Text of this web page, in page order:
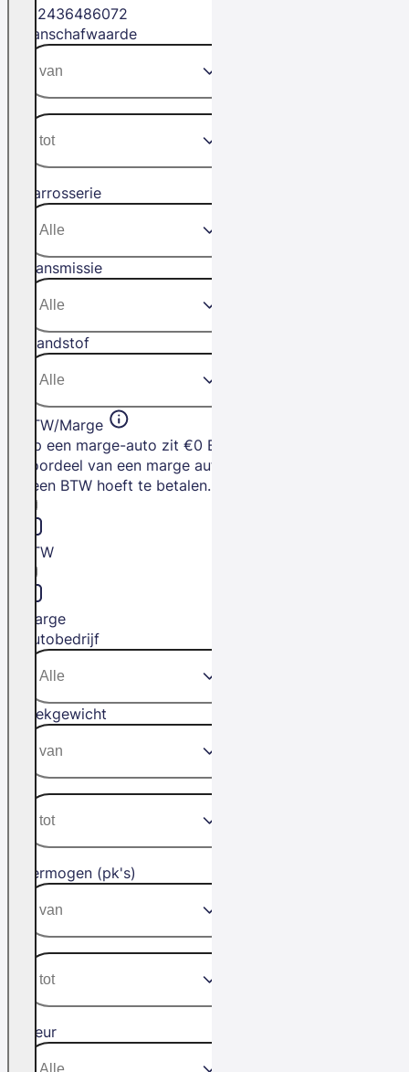
2436486072
Aanschafwaarde
Carrosserie
Transmissie
Brandstof
BTW/Marge
Op een marge-auto zit €0 BTW. Het
voordeel van een marge auto is dat je
geen BTW hoeft te betalen.
BTW
Marge
Autobedrijf
Trekgewicht
Vermogen (pk's)
Kleur